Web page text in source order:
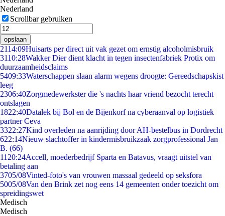
Nederland
Scrollbar gebruiken
opslaan
2114:09Huisarts per direct uit vak gezet om ernstig alcoholmisbruik
3110:28Wakker Dier dient klacht in tegen insectenfabriek Protix om
duurzaamheidsclaims
5409:33Waterschappen slaan alarm wegens droogte: Gereedschapskist
leeg
2306:40Zorgmedewerkster die 's nachts haar vriend bezocht terecht
ontslagen
1822:40Datalek bij Bol en de Bijenkorf na cyberaanval op logistiek
partner Ceva
3322:27Kind overleden na aanrijding door AH-bestelbus in Dordrecht
622:14Nieuw slachtoffer in kindermisbruikzaak zorgprofessional Jan
B. (66)
11 20:24Accell, moederbedrijf Sparta en Batavus, vraagt uitstel van
betaling aan
3705/08Vinted-foto's van vrouwen massaal gedeeld op seksfora
5005/08Van den Brink zet nog eens 14 gemeenten onder toezicht om
spreidingswet
Medisch
Medisch